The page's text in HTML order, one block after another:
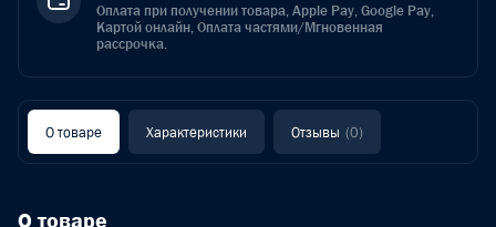
Оплата при получении товара, Apple Pay, Google Pay,
Картой онлайн, Оплата частями/Мгновенная
рассрочка.
О товаре Характеристики Отзывы (0)
О товаре